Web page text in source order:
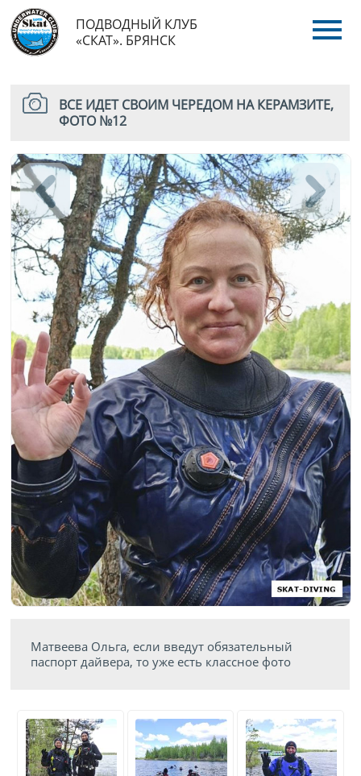
ПОДВОДНЫЙ КЛУБ
«СКАТ». БРЯНСК
ВСЕ ИДЕТ СВОИМ ЧЕРЕДОМ НА КЕРАМЗИТЕ,
ФОТО №12
Матвеева Ольга, если введут обязательный
паспорт дайвера, то уже есть классное фото